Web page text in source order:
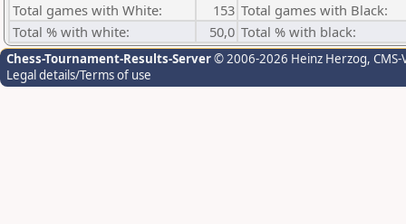
Total games with White:
153 Total games with Black:
Total % with white:
50,0 Total % with black:
Chess-Tournament-Results-Server© 2006-2026 Heinz Herzog,
Legal details/Terms of use